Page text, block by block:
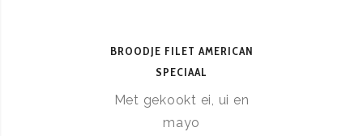
BROODJE FILET AMERICAN
SPECIAAL
Met gekookt ei, ui en
mayo